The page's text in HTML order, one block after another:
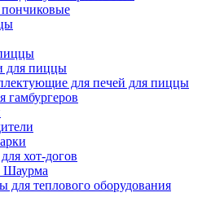
для пиццы
для печей для пиццы
гамбургеров
хот-догов
Шаурма
для теплового оборудования